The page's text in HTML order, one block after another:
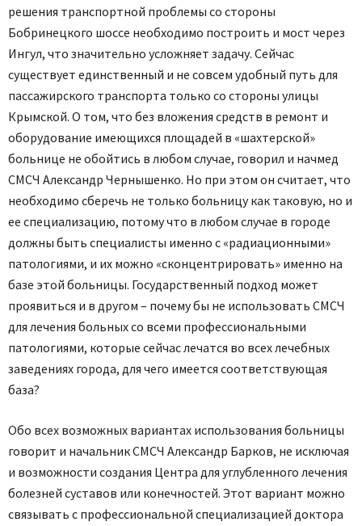
решения транспортной проблемы со стороны
Бобринецкого шоссе необходимо построить и мост через
Ингул, что значительно усложняет задачу. Сейчас
существует единственный и не совсем удобный путь для
пассажирского транспорта только со стороны улицы
Крымской. О том, что без вложения средств в ремонт и
оборудование имеющихся площадей в «шахтерской»
больнице не обойтись в любом случае, говорил и начмед
СМСЧ Александр Чернышенко. Но при этом он считает, что
необходимо сберечь не только больницу как таковую, но и
ее специализацию, потому что в любом случае в городе
должны быть специалисты именно с «радиационными»
патологиями, и их можно «сконцентрировать» именно на
базе этой больницы. Государственный подход может
проявиться и в другом – почему бы не использовать СМСЧ
для лечения больных со всеми профессиональными
патологиями, которые сейчас лечатся во всех лечебных
заведениях города, для чего имеется соответствующая
база?
Обо всех возможных вариантах использования больницы
говорит и начальник СМСЧ Александр Барков, не исключая
и возможности создания Центра для углубленного лечения
болезней суставов или конечностей. Этот вариант можно
связывать с профессиональной специализацией доктора